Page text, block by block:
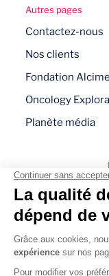
Autres pages
Contactez-nous
Nos clients
Fondation
Oncology
Planète média